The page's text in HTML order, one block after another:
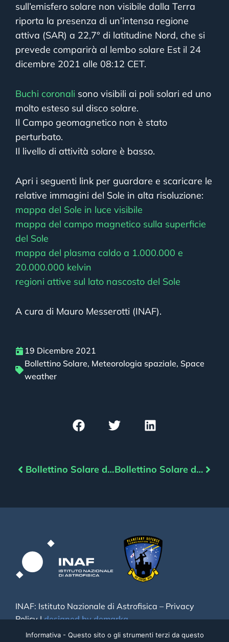
sull’emisfero solare non visibile dalla Terra
riporta la presenza di un’intensa regione
attiva (SAR) a 22,7° di latitudine Nord, che si
prevede comparirà al lembo solare Est il 24
dicembre 2021 alle 08:12 CET.
Buchi coronali sono visibili ai poli solari ed uno
molto esteso sul disco solare.
Il Campo geomagnetico non è stato
perturbato.
Il livello di attività solare è basso.
Apri i seguenti link per guardare e scaricare le
relative immagini del Sole in alta risoluzione:
mappa del Sole in luce visibile
mappa del campo magnetico sulla superficie
del Sole
mappa del plasma caldo a 1.000.000 e
20.000.000 kelvin
regioni attive sul lato nascosto del Sole
A cura di Mauro Messerotti (INAF).
19 Dicembre 2021
Bollettino Solare, Meteorologia spaziale, Space
weather
Bollettino Solare del 18/12/2021 Bollettino Solare del 20/12/2021
INAF: Istituto Nazionale di Astrofisica – Privacy
Policy|designed by demarka
Informativa - Questo sito o gli strumenti terzi da questo